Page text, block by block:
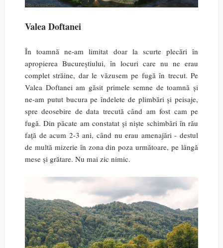
Valea Doftanei
În toamnă ne-am limitat doar la scurte plecări în
apropierea Bucureștiului, în locuri care nu ne erau
complet străine, dar le văzusem pe fugă în trecut. Pe
Valea Doftanei am găsit primele semne de toamnă și
ne-am putut bucura pe îndelete de plimbări și peisaje,
spre deosebire de data trecută când am fost cam pe
fugă. Din păcate am constatat și niște schimbări în rău
față de acum 2-3 ani, când nu erau amenajări - destul
de multă mizerie în zona din poza următoare, pe lângă
mese și grătare. Nu mai zic nimic.